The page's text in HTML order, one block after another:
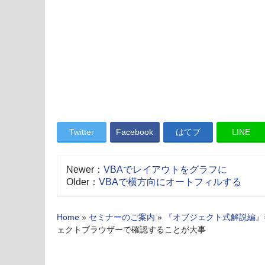
Twitter Facebook はてブ LINE
Newer： VBAでレイアウトをグラフに
Older： VBAで横方向にオートフィルする
Home » セミナーのご案内 »
『オブジェクト式解説編
ェクトブラウザーで確認することが大事